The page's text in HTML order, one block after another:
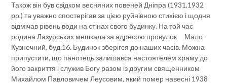
Також він був свідком весняних повеней Дніпра (1931,1932
рр.) та уважно спостерігав за цією руйнівною стихією і щодня
відмічав рівень води на стінах свого будинку. На той час
родина Лазурських мешкала за адресою провулок Мало-
Кузнечний, буд.16. Будинок зберігся до наших часів. Можна
припустити, що панотець залишався настоятелем храму до
його закриття і служив Богу разом із другим священником
Михайлом Павловичем Леусовим, який помер навесні 1938